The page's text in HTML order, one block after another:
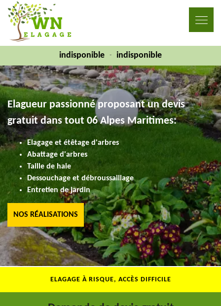
indisponible - indisponible
Elagueur passionné proposant un devis
gratuit dans tout 06 Alpes Maritimes:
Elagage et étêtage d'arbres
Abattage d'arbres
Taille de haie
Dessouchage et débroussaillage
Entretien de jardin
NOS RÉALISATIONS
ELAGAGE À RISQUE, ACCÈS DIFFICILE